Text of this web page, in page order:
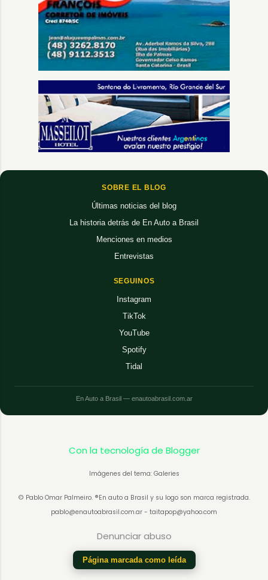
SOBRE EL BLOG
Últimas noticias del blog
La historia detrás de En Auto a Brasil
Menciones en medios
Entrevistas
SEGUINOS
Instagram
TikTok
YouTube
Spotify
Tidal
En Auto a Brasil — enautoabrasil.com.ar
Con la tecnología de Blogger
Imágenes del tema: Galeries
© Pablo Omar Palmeiro. ®En auto a Brasil y su logo son marca registrada.
pablo@enautoabrasil.com.ar - taitapop@yahoo.com
Denunciar abuso